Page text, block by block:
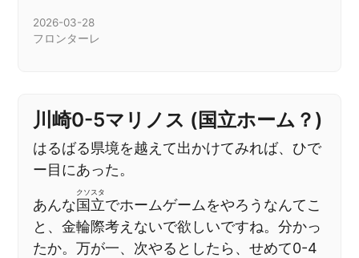
2026-03-28
フロンターレ
川崎0-5マリノス (国立ホーム？)
はるばる県境を越えて出かけてみれば、ひで
ー目にあった。
あんな国立
クソスタ
でホームゲームをやろうなんてこ
と、金輪際考えないで欲しいですね。分かっ
たか。万が一、次やるとしたら、せめて0-4